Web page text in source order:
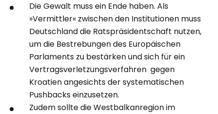
Die Gewalt muss ein Ende haben. Als
»Vermittler« zwischen den Institutionen muss
Deutschland die Ratspräsidentschaft nutzen,
um die Bestrebungen des Europäischen
Parlaments zu bestärken und sich für ein
Vertragsverletzungsverfahren gegen
Kroatien angesichts der systematischen
Pushbacks einzusetzen.
Zudem sollte die Westbalkanregion im